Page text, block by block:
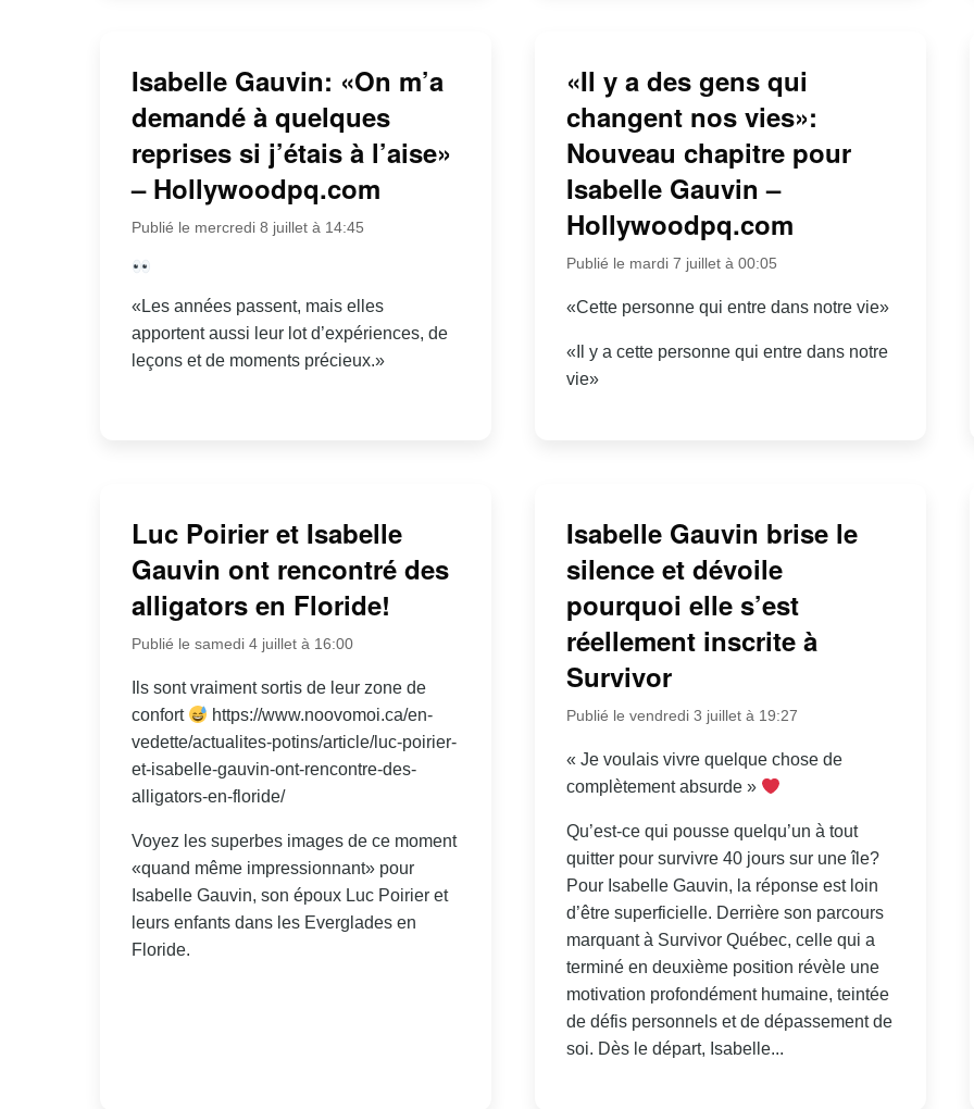
Isabelle Gauvin: «On m’a
demandé à quelques
reprises si j’étais à l’aise»
– Hollywoodpq.com
Publié le mercredi 8 juillet à 14:45
«Les années passent, mais elles
apportent aussi leur lot d’expériences, de
leçons et de moments précieux.»
«Il y a des gens qui
changent nos vies»:
Nouveau chapitre pour
Isabelle Gauvin –
Hollywoodpq.com
Publié le mardi 7 juillet à 00:05
«Cette personne qui entre dans notre vie»
«Il y a cette personne qui entre dans notre
vie»
Luc Poirier et Isabelle
Gauvin ont rencontré des
alligators en Floride!
Publié le samedi 4 juillet à 16:00
Ils sont vraiment sortis de leur zone de
confort
https://www.noovomoi.ca/en-
vedette/actualites-potins/article/luc-poirier-
et-isabelle-gauvin-ont-rencontre-des-
alligators-en-floride/
Voyez les superbes images de ce moment
«quand même impressionnant» pour
Isabelle Gauvin, son époux Luc Poirier et
leurs enfants dans les Everglades en
Floride.
Isabelle Gauvin brise le
silence et dévoile
pourquoi elle s’est
réellement inscrite à
Survivor
Publié le vendredi 3 juillet à 19:27
« Je voulais vivre quelque chose de
complètement absurde »
Qu’est-ce qui pousse quelqu’un à tout
quitter pour survivre 40 jours sur une île?
Pour Isabelle Gauvin, la réponse est loin
d’être superficielle. Derrière son parcours
marquant à Survivor Québec, celle qui a
terminé en deuxième position révèle une
motivation profondément humaine, teintée
de défis personnels et de dépassement de
soi. Dès le départ, Isabelle...